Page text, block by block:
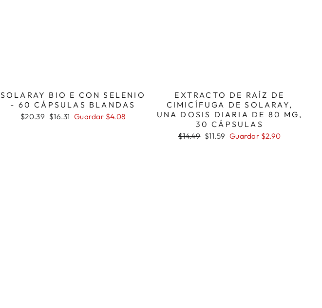
SOLARAY BIO E CON SELENIO
- 60 CÁPSULAS BLANDAS
Precio
$20.39 Precio
$16.31 Guardar $4.08
EXTRACTO DE RAÍZ DE
CIMICÍFUGA DE SOLARAY,
UNA DOSIS DIARIA DE 80 MG,
30 CÁPSULAS
Precio
$14.49 Precio
$11.59 Guardar $2.90